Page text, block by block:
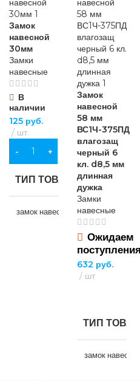
Замок
навесной
30мм
Замки
навесные
В
наличии
125 руб.
шт
В КОРЗИНУ
ТИП ТОВАРА
замок навесной
НАЗНАЧЕНИЕ
для хозяйственно-
Замок
навесной
58 мм
ВС1Ч-375ПД
влагозащ
черный 6
кл. d8,5 мм
длинная
дужка
Замки
навесные
Ожидаем
поступления
632 руб.
шт
ТИП
замок навесной